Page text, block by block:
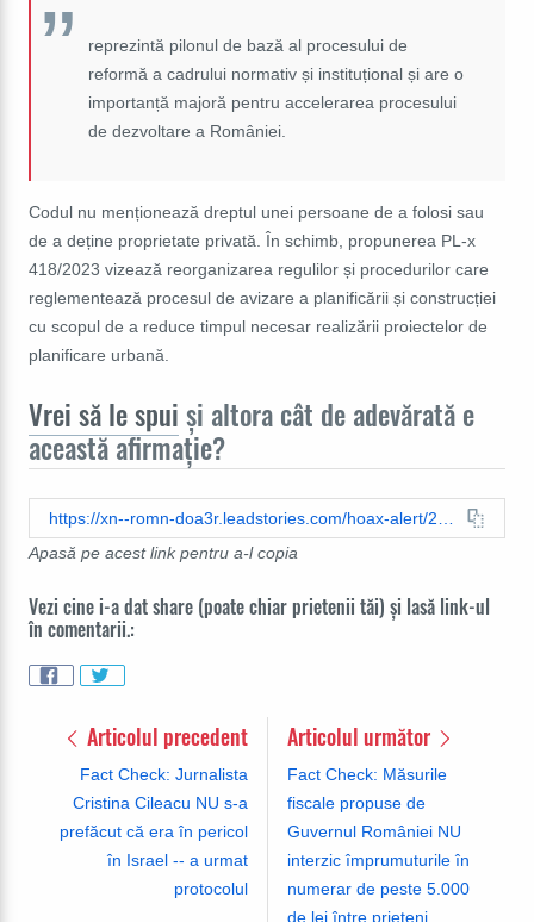
reprezintă pilonul de bază al procesului de
reformă a cadrului normativ și instituțional și are o
importanță majoră pentru accelerarea procesului
de dezvoltare a României.
Codul nu menționează dreptul unei persoane de a folosi sau
de a deține proprietate privată. În schimb, propunerea PL-x
418/2023 vizează reorganizarea regulilor și procedurilor care
reglementează procesul de avizare a planificării și construcției
cu scopul de a reduce timpul necesar realizării proiectelor de
planificare urbană.
Vrei să le spui și altora cât de adevărată e
această afirmație?
Apasă pe acest link pentru a-l copia
Vezi cine i-a dat share (poate chiar prietenii tăi) și lasă link-ul
în comentarii.:
Articolul precedent
Fact Check: Jurnalista
Cristina Cileacu NU s-a
prefăcut că era în pericol
în Israel -- a urmat
protocolul
Articolul următor
Fact Check: Măsurile
fiscale propuse de
Guvernul României NU
interzic împrumuturile în
numerar de peste 5.000
de lei între prieteni